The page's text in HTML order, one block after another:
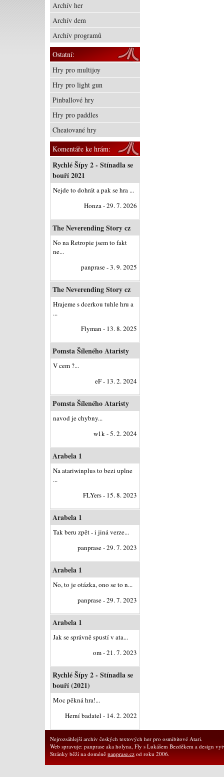
Archív her
Archív dem
Archív programů
Ostatní:
Hry pro multijoy
Hry pro light gun
Pinballové hry
Hry pro paddles
Cheatované hry
Komentáře ke hrám:
Rychlé Šípy 2 - Stínadla se
bouří 2021
Nejde to dohrát a pak se hra ...
Honza - 29. 7. 2026
The Neverending Story cz
No na Retropie jsem to fakt
ne...
panprase - 3. 9. 2025
The Neverending Story cz
Hrajeme s dcerkou tuhle hru a
...
Flyman - 13. 8. 2025
Pomsta Šíleného Ataristy
V cem ?...
eF - 13. 2. 2024
Pomsta Šíleného Ataristy
navod je chybny...
w1k - 5. 2. 2024
Arabela 1
Na atariwinplus to bezi uplne
...
FLYers - 15. 8. 2023
Arabela 1
Tak beru zpět - i jiná verze...
panprase - 29. 7. 2023
Arabela 1
No, to je otázka, ono se to n...
panprase - 29. 7. 2023
Arabela 1
Jak se správně spustí v ata...
om - 21. 7. 2023
Rychlé Šípy 2 - Stínadla se
bouří (2021)
Moc pěkná hra!...
Herní badatel - 14. 2. 2022
Nejrozsáhlejší archiv českých textových her pro osmibitové Atari.
Web spravuje: panprase aka holyna, Fly s Lukášem Bezděkem a design
Stránky běží na doméně panprase.cz od roku 2006.